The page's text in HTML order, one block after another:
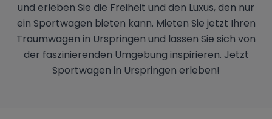
und erleben Sie die Freiheit und den Luxus, den nur
ein Sportwagen bieten kann. Mieten Sie jetzt Ihren
Traumwagen in Urspringen und lassen Sie sich von
der faszinierenden Umgebung inspirieren. Jetzt
Sportwagen in Urspringen erleben!